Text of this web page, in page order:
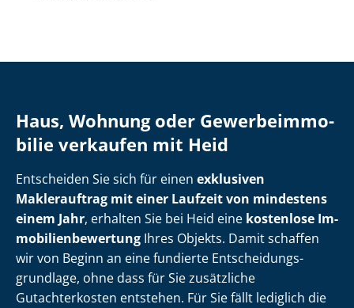
Haus, Wohnung oder Ge­wer­be­im­mo­
bi­lie verkaufen mit Heid
Entscheiden Sie sich für einen exklusiven
Maklerauftrag mit einer Laufzeit von mindestens
einem Jahr, erhalten Sie bei Heid eine kostenlose Im­
mo­bi­li­en­be­wer­tung Ihres Objekts. Damit schaffen
wir von Beginn an eine fundierte Ent­schei­dungs­
grund­la­ge, ohne dass für Sie zusätzliche
Gutachterkosten entstehen. Für Sie fällt lediglich die